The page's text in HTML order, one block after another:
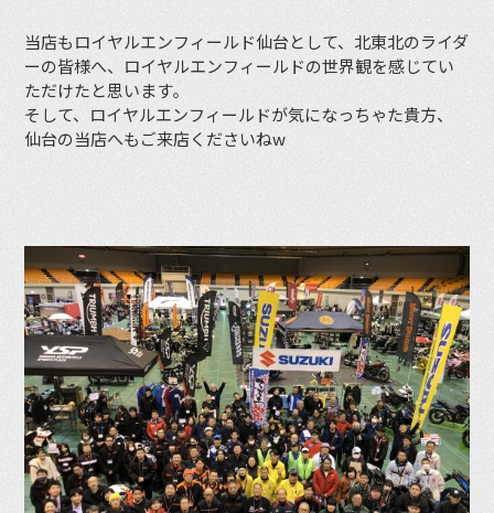
当店もロイヤルエンフィールド仙台として、北東北のライダ
ーの皆様へ、ロイヤルエンフィールドの世界観を感じてい
ただけたと思います。
そして、ロイヤルエンフィールドが気になっちゃた貴方、
仙台の当店へもご来店くださいねw